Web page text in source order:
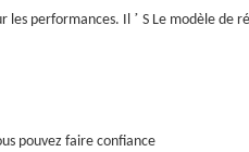
les performances. Il ’ S Le modèle de
pouvez faire confiance